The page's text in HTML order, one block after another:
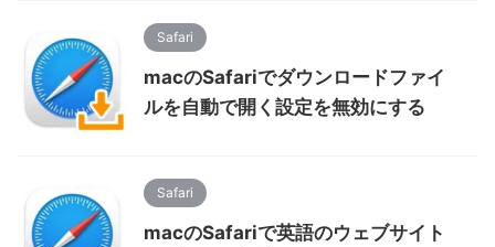
Safari
macのSafariでダウンロードファイ
ルを自動で開く設定を無効にする
Safari
macのSafariで英語のウェブサイト